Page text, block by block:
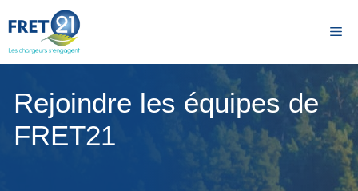
au
contenu
Rejoindre les équipes de
FRET21